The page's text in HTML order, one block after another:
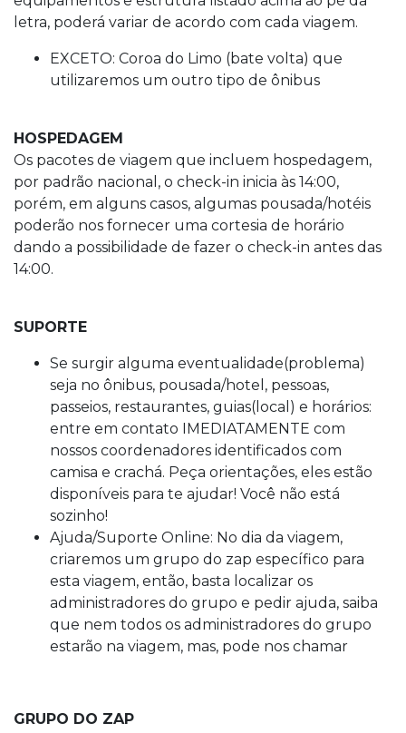
letra, poderá variar de acordo com cada viagem.
EXCETO: Coroa do Limo (bate volta) que
utilizaremos um outro tipo de ônibus
HOSPEDAGEM
Os pacotes de viagem que incluem hospedagem,
por padrão nacional, o check-in inicia às 14:00,
porém, em alguns casos, algumas pousada/hotéis
poderão nos fornecer uma cortesia de horário
dando a possibilidade de fazer o check-in antes das
14:00.
SUPORTE
Se surgir alguma eventualidade(problema)
seja no ônibus, pousada/hotel, pessoas,
passeios, restaurantes, guias(local) e horários:
entre em contato IMEDIATAMENTE com
nossos coordenadores identificados com
camisa e crachá. Peça orientações, eles estão
disponíveis para te ajudar! Você não está
sozinho!
Ajuda/Suporte Online: No dia da viagem,
criaremos um grupo do zap específico para
esta viagem, então, basta localizar os
administradores do grupo e pedir ajuda, saiba
que nem todos os administradores do grupo
estarão na viagem, mas, pode nos chamar
GRUPO DO ZAP